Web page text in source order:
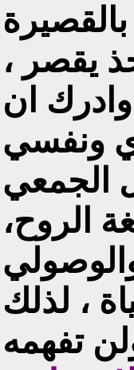
يقصر ،
ان
ونفسي
الجمعي
الروح،
، لذلك